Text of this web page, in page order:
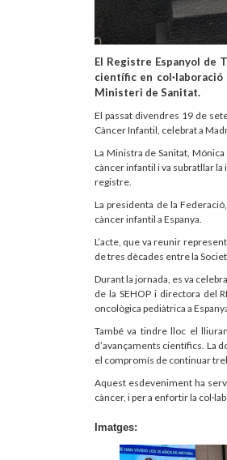
El Registre Espanyol de
científic en col·laboració
Ministeri de Sanitat.
El passat divendres 19 de
Càncer Infantil, celebrat a
La Ministra de Sanitat,
càncer infantil i va subratllar
registre.
La presidenta de la
càncer infantil a Espanya.
L’acte, que va reunir
de tres dècades entre la
Durant la jornada, es va
de la SEHOP i directora del
oncològica pediàtrica a
També va tindre lloc el
d’avançaments científics. La
el compromís de continuar
Aquest esdeveniment ha
càncer, i per a enfortir la
Imatges: